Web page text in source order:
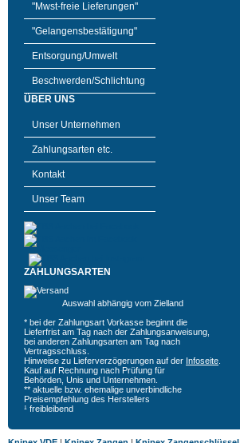
"Mwst-freie Lieferungen"
"Gelangensbestätigung"
Entsorgung/Umwelt
Beschwerden/Schlichtung
ÜBER UNS
Unser Unternehmen
Zahlungsarten etc.
Kontakt
Unser Team
ZAHLUNGSARTEN
Auswahl abhängig vom Zielland
* bei der Zahlungsart Vorkasse beginnt die
Lieferfrist am Tag nach der Zahlungsanweisung,
bei anderen Zahlungsarten am Tag nach
Vertragsschluss.
Hinweise zu Lieferverzögerungen auf der Infoseite
Kauf auf Rechnung nach Prüfung für
Behörden, Unis und Unternehmen.
** aktuelle bzw. ehemalige unverbindliche
Preisempfehlung des Herstellers
¹ freibleibend